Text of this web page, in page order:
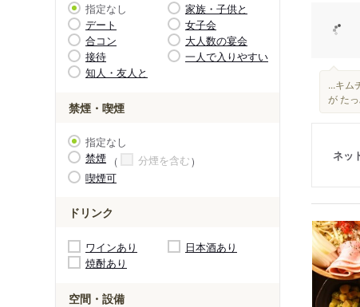
指定なし
家族・子供と
デート
女子会
合コン
大人数の宴会
接待
一人で入りやすい
知人・友人と
禁煙・喫煙
指定なし
禁煙
分煙を含む
喫煙可
ドリンク
ワインあり
日本酒あり
焼酎あり
空間・設備
...キム
が た
ネッ